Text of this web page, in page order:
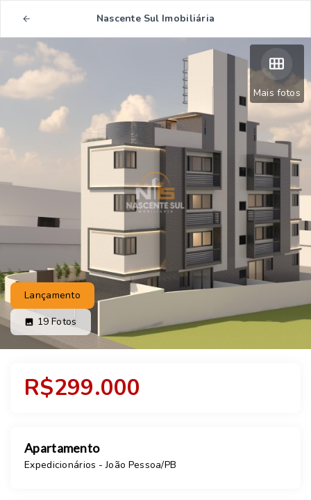
Nascente Sul Imobiliária
Mais fotos
Lançamento
19 Fotos
R$299.000
Apartamento
Expedicionários - João Pessoa/PB